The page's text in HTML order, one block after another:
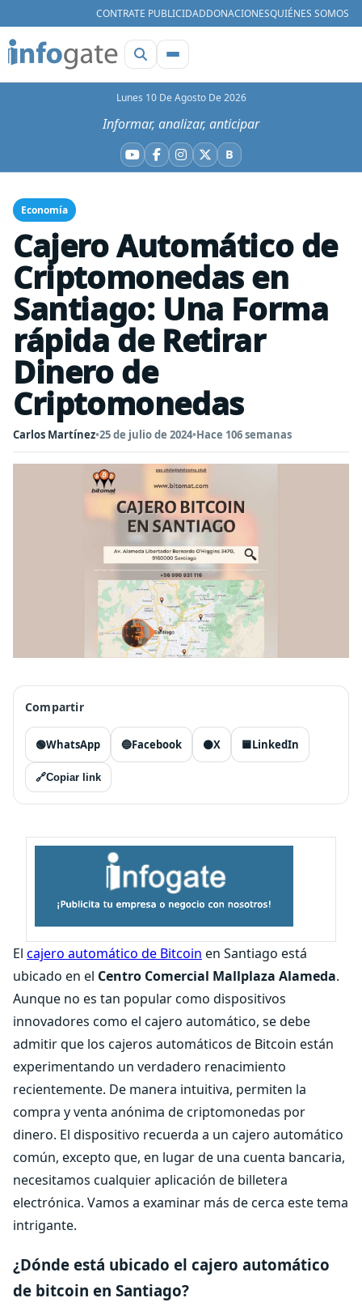
CONTRATE PUBLICIDADDONACIONESQUIÉNES SOMOS
Lunes 10 De Agosto De 2026
Informar, analizar, anticipar
YouTube
Facebook
Instagram
X BBluesky
Economía
Cajero Automático de
Criptomonedas en
Santiago: Una Forma
rápida de Retirar
Dinero de
Criptomonedas
Carlos Martínez•25 de julio de 2024•Hace 106 semanas
Compartir
🟢WhatsApp 🔵Facebook ⚫X 🟦LinkedIn
🔗Copiar link
El cajero automático de Bitcoin en Santiago está
ubicado en el Centro Comercial Mallplaza Alameda.
Aunque no es tan popular como dispositivos
innovadores como el cajero automático, se debe
admitir que los cajeros automáticos de Bitcoin están
experimentando un verdadero renacimiento
recientemente. De manera intuitiva, permiten la
compra y venta anónima de criptomonedas por
dinero. El dispositivo recuerda a un cajero automático
común, excepto que, en lugar de una cuenta bancaria,
necesitamos cualquier aplicación de billetera
electrónica. Vamos a examinar más de cerca este tema
intrigante.
¿Dónde está ubicado el cajero automático
de bitcoin en Santiago?